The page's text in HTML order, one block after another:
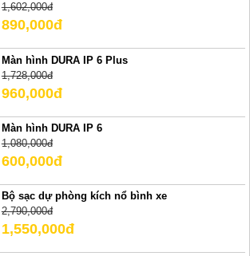
1,602,000đ
890,000đ
Màn hình DURA IP 6 Plus
1,728,000đ
960,000đ
Màn hình DURA IP 6
1,080,000đ
600,000đ
Bộ sạc dự phòng kích nổ bình xe
2,790,000đ
1,550,000đ